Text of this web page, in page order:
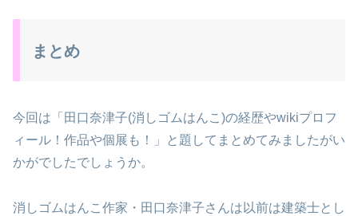
まとめ
今回は「田口奈津子(消しゴムはんこ)の経歴やwikiプロフ
ィール！作品や個展も！」と題してまとめてみましたがい
かがでしたでしょうか。
消しゴムはんこ作家・田口奈津子さんは以前は建築士とし